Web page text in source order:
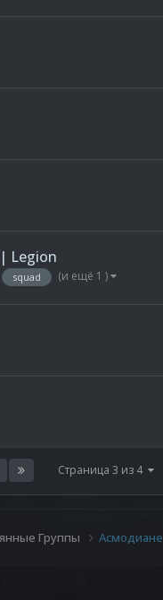
Legion
squad (и ещё 1 )
Страница 3 из 4
Группы Асмодиане